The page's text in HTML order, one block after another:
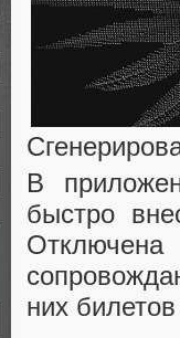
В
быстро
них